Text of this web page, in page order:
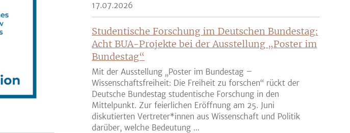
17.07.2026
Studentische Forschung im Deutschen Bundestag:
Acht BUA-Projekte bei der Ausstellung „Poster im
Bundestag“
Mit der Ausstellung „Poster im Bundestag –
Wissenschaftsfreiheit: Die Freiheit zu forschen“ rückt der
Deutsche Bundestag studentische Forschung in den
Mittelpunkt. Zur feierlichen Eröffnung am 25. Juni
diskutierten Vertreter*innen aus Wissenschaft und Politik
darüber, welche Bedeutung ...